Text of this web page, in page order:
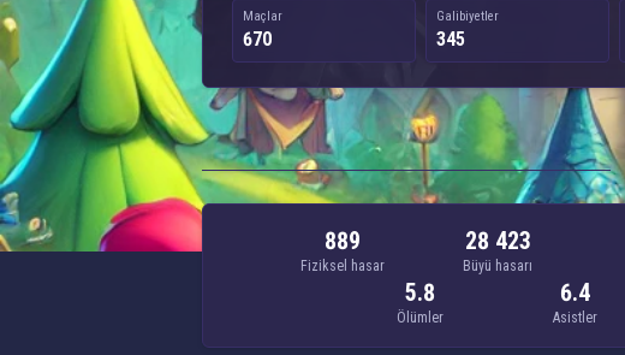
Maçlar
670
Galibiyetler
345
889
Fiziksel hasar
28 423
Büyü hasarı
5.8
Ölümler
6.4
Asistler